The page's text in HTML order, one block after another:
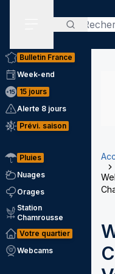
Bulletin France
Week-end
15 jours
Alerte 8 jours
Prévi. saison
Pluies
Nuages
Orages
Station
Chamrousse
Votre quartier
Webcams